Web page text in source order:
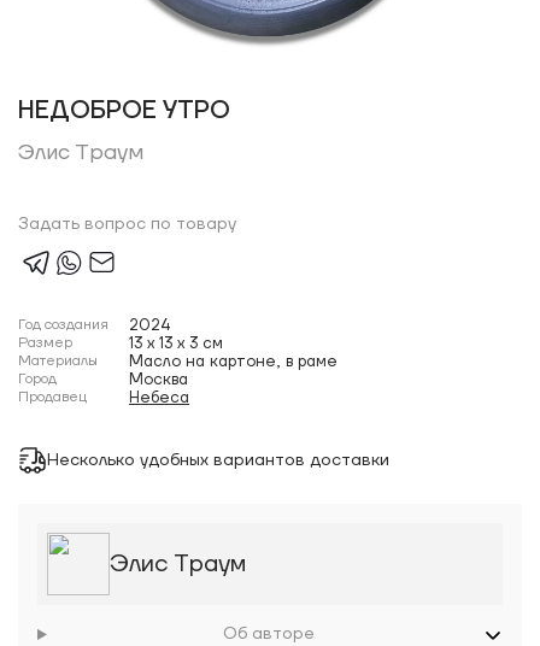
НЕДОБРОЕ УТРО
Элис Траум
Задать вопрос по товару
Год создания 2024
Размер 13 x 13 x 3 см
Материалы Масло на картоне, в раме
Город Москва
Продавец Небеса
Несколько удобных вариантов доставки
Элис Траум
Об авторе